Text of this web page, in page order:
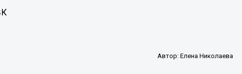
Автор: Елена Николаева